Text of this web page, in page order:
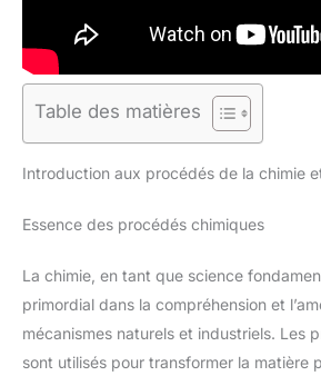
Table des matières
Introduction aux procédés de la chimie
Essence des procédés chimiques
La chimie, en tant que science
primordial dans la compréhension et
mécanismes naturels et industriels. Les
sont utilisés pour transformer la matière